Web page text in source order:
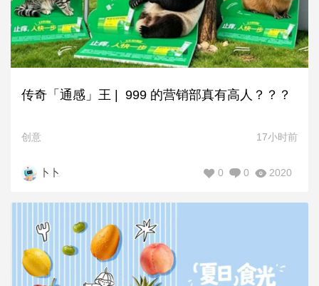
传奇「通感」王 | 999 的营销部真有高人？？？
创意 17小时前
卜卜 2020
0
0